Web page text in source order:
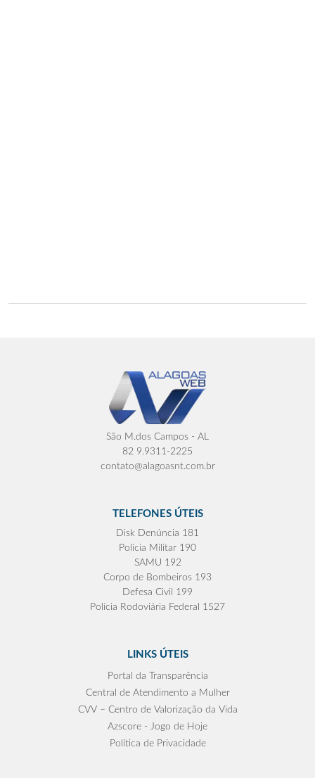
São M.dos Campos - AL
82 9.9311-2225
contato@alagoasnt.com.br
TELEFONES ÚTEIS
Disk Denúncia 181
Polícia Militar 190
SAMU 192
Corpo de Bombeiros 193
Defesa Civil 199
Polícia Rodoviária Federal 1527
LINKS ÚTEIS
Portal da Transparência
Central de Atendimento a Mulher
CVV – Centro de Valorização da Vida
Azscore - Jogo de Hoje
Política de Privacidade